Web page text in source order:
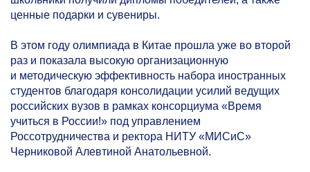
ценные подарки и сувениры.
В этом году олимпиада в Китае прошла уже во второй
раз и показала высокую организационную
и методическую эффективность набора иностранных
студентов благодаря консолидации усилий ведущих
российских вузов в рамках консорциума «Время
учиться в России!» под управлением
Россотрудничества и ректора НИТУ «МИСиС»
Черниковой Алевтиной Анатольевной.